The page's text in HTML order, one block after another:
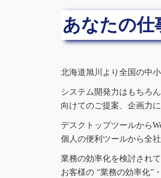
あなたの仕
北海道旭川より全国の中
システム開発力はもちろ
向けてのご提案、企画力
デスクトップツールから
個人の便利ツールから全
業務の効率化を検討され
お客様の “業務の効率化”